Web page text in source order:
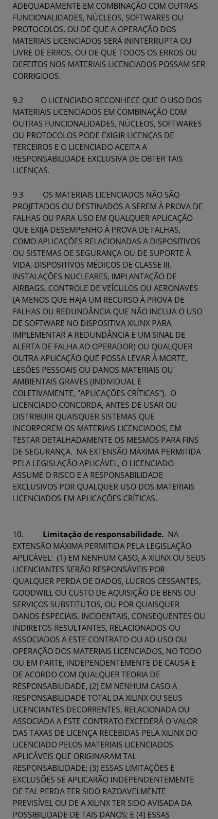
ADEQUADAMENTE EM COMBINAÇÃO COM OUTRAS
FUNCIONALIDADES, NÚCLEOS, SOFTWARES OU
PROTOCOLOS, OU DE QUE A OPERAÇÃO DOS
MATERIAIS LICENCIADOS SERÁ ININTERRUPTA OU
LIVRE DE ERROS, OU DE QUE TODOS OS ERROS OU
DEFEITOS NOS MATERIAIS LICENCIADOS POSSAM SER
CORRIGIDOS.
9.2 O LICENCIADO RECONHECE QUE O USO DOS
MATERIAIS LICENCIADOS EM COMBINAÇÃO COM
OUTRAS FUNCIONALIDADES, NÚCLEOS, SOFTWARES
OU PROTOCOLOS PODE EXIGIR LICENÇAS DE
TERCEIROS E O LICENCIADO ACEITA A
RESPONSABILIDADE EXCLUSIVA DE OBTER TAIS
LICENÇAS.
9.3 OS MATERIAIS LICENCIADOS NÃO SÃO
PROJETADOS OU DESTINADOS A SEREM À PROVA DE
FALHAS OU PARA USO EM QUALQUER APLICAÇÃO
QUE EXIJA DESEMPENHO À PROVA DE FALHAS,
COMO APLICAÇÕES RELACIONADAS A DISPOSITIVOS
OU SISTEMAS DE SEGURANÇA OU DE SUPORTE À
VIDA, DISPOSITIVOS MÉDICOS DE CLASSE III,
INSTALAÇÕES NUCLEARES, IMPLANTAÇÃO DE
AIRBAGS, CONTROLE DE VEÍCULOS OU AERONAVES
(A MENOS QUE HAJA UM RECURSO À PROVA DE
FALHAS OU REDUNDÂNCIA QUE NÃO INCLUA O USO
DE SOFTWARE NO DISPOSITIVA XILINX PARA
IMPLEMENTAR A REDUNDÂNCIA E UM SINAL DE
ALERTA DE FALHA AO OPERADOR) OU QUALQUER
OUTRA APLICAÇÃO QUE POSSA LEVAR À MORTE,
LESÕES PESSOAIS OU DANOS MATERIAIS OU
AMBIENTAIS GRAVES (INDIVIDUAL E
COLETIVAMENTE, "APLICAÇÕES CRÍTICAS"). O
LICENCIADO CONCORDA, ANTES DE USAR OU
DISTRIBUIR QUAISQUER SISTEMAS QUE
INCORPOREM OS MATERIAIS LICENCIADOS, EM
TESTAR DETALHADAMENTE OS MESMOS PARA FINS
DE SEGURANÇA. NA EXTENSÃO MÁXIMA PERMITIDA
PELA LEGISLAÇÃO APLICÁVEL, O LICENCIADO
ASSUME O RISCO E A RESPONSABILIDADE
EXCLUSIVOS POR QUALQUER USO DOS MATERIAIS
LICENCIADOS EM APLICAÇÕES CRÍTICAS.
10. Limitação de responsabilidade. NA
EXTENSÃO MÁXIMA PERMITIDA PELA LEGISLAÇÃO
APLICÁVEL: (1) EM NENHUM CASO, A XILINX OU SEUS
LICENCIANTES SERÃO RESPONSÁVEIS POR
QUALQUER PERDA DE DADOS, LUCROS CESSANTES,
GOODWILL OU CUSTO DE AQUISIÇÃO DE BENS OU
SERVIÇOS SUBSTITUTOS, OU POR QUAISQUER
DANOS ESPECIAIS, INCIDENTAIS, CONSEQUENTES OU
INDIRETOS RESULTANTES, RELACIONADOS OU
ASSOCIADOS A ESTE CONTRATO OU AO USO OU
OPERAÇÃO DOS MATERIAIS LICENCIADOS, NO TODO
OU EM PARTE, INDEPENDENTEMENTE DE CAUSA E
DE ACORDO COM QUALQUER TEORIA DE
RESPONSABILIDADE, (2) EM NENHUM CASO A
RESPONSABILIDADE TOTAL DA XILINX OU SEUS
LICENCIANTES DECORRENTES, RELACIONADA OU
ASSOCIADA A ESTE CONTRATO EXCEDERÁ O VALOR
DAS TAXAS DE LICENÇA RECEBIDAS PELA XILINX DO
LICENCIADO PELOS MATERIAIS LICENCIADOS
APLICÁVEIS QUE ORIGINARAM TAL
RESPONSABILIDADE; (3) ESSAS LIMITAÇÕES E
EXCLUSÕES SE APLICARÃO INDEPENDENTEMENTE
DE TAL PERDA TER SIDO RAZOAVELMENTE
PREVISÍVEL OU DE A XILINX TER SIDO AVISADA DA
POSSIBILIDADE DE TAIS DANOS; E (4) ESSAS